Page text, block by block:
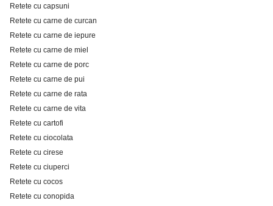
Retete cu capsuni
Retete cu carne de curcan
Retete cu carne de iepure
Retete cu carne de miel
Retete cu carne de porc
Retete cu carne de pui
Retete cu carne de rata
Retete cu carne de vita
Retete cu cartofi
Retete cu ciocolata
Retete cu cirese
Retete cu ciuperci
Retete cu cocos
Retete cu conopida